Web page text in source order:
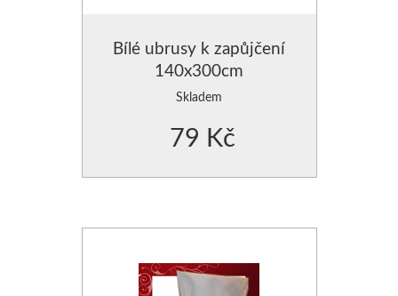
Bílé ubrusy k zapůjčení
140x300cm
Skladem
79 Kč